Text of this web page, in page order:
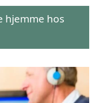
hjemme hos